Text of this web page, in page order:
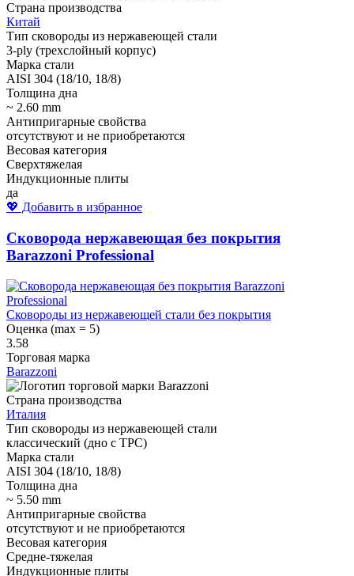
Страна производства
Китай
Тип сковороды из нержавеющей стали
3-ply (трехслойный корпус)
Марка стали
AISI 304 (18/10, 18/8)
Толщина дна
~ 2.60 mm
Антипригарные свойства
отсутствуют и не приобретаются
Весовая категория
Сверхтяжелая
Индукционные плиты
да
💖 Добавить в избранное
Сковорода нержавеющая без покрытия
Barazzoni Professional
Сковороды из нержавеющей стали без покрытия
Оценка (max = 5)
3.58
Торговая марка
Barazzoni
Страна производства
Италия
Тип сковороды из нержавеющей стали
классический (дно с ТРС)
Марка стали
AISI 304 (18/10, 18/8)
Толщина дна
~ 5.50 mm
Антипригарные свойства
отсутствуют и не приобретаются
Весовая категория
Средне-тяжелая
Индукционные плиты